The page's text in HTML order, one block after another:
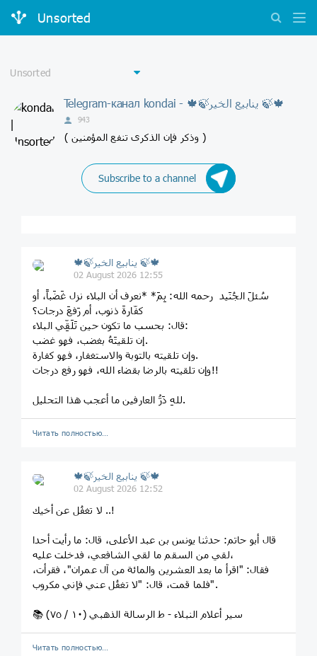
Unsorted
Telegram-канал kondai - 🍁🍃ينابيع الخير 🍃🍁
943
( وذكر فإن الذكرى تنفع المؤمنين )
Subscribe to a channel
🍁🍃ينابيع الخير 🍃🍁
02 August 2026 12:55
سُئلَ الجُنَيد رحمه الله: بِمَ* *نعرف أن البلاء نزل غَضَباً، أو
كفّارةَ ذنوب، أم رَفعَ درجات؟
قال: بحسب ما تكون حين تَلَقِّي البلاء:
إن تلقيتَهُ بغضب، فهو غضب.
وإن تلقيته بالتوبة والاستغفار، فهو كفارة.
وإن تلقيته بالرضا بقضاء الله، فهو رفع درجات!!
للهِ دَرُّ العارفين ما أعجب هذا التحليل.
Читать полностью…
🍁🍃ينابيع الخير 🍃🍁
02 August 2026 12:52
لا تغفُل عن أخيك ..!
قال أبو حاتم: حدثنا يونس بن عبد الأعلى، قال: ما رأيت أحدا
لقي من السقم ما لقي الشافعي، فدخلت عليه،
فقال: "اقرأ ما بعد العشرين والمائة من آل عمران"، فقرأت،
فلما قمت، قال: "لا تغفُل عني فإني مكروب".
📚 سير أعلام النبلاء - ط الرسالة الذهبي (١٠ ‏/ ٧٥)
Читать полностью…